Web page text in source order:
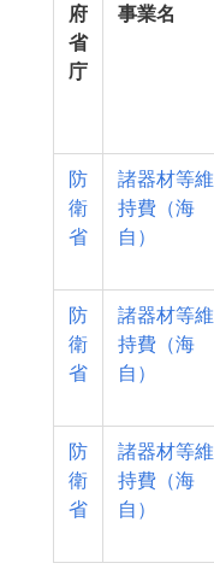
府
省
庁
事業名
防
衛
省
諸器材等維
持費（海
自）
防
衛
省
諸器材等維
持費（海
自）
防
衛
省
諸器材等維
持費（海
自）